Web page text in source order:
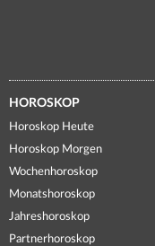
HOROSKOP
Horoskop Heute
Horoskop Morgen
Wochenhoroskop
Monatshoroskop
Jahreshoroskop
Partnerhoroskop